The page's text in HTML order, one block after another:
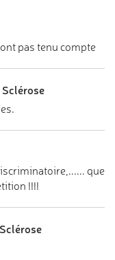
pas tenu compte
que
!!!!